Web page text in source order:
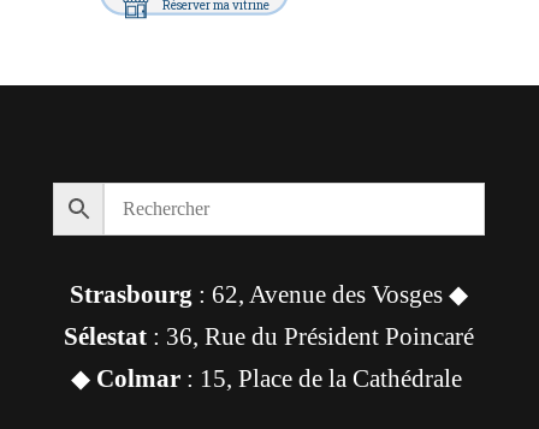
Réserver ma vitrine
Strasbourg : 62, Avenue des Vosges ◆
Sélestat : 36, Rue du Président Poincaré
◆ Colmar: 15, Place de la Cathédrale